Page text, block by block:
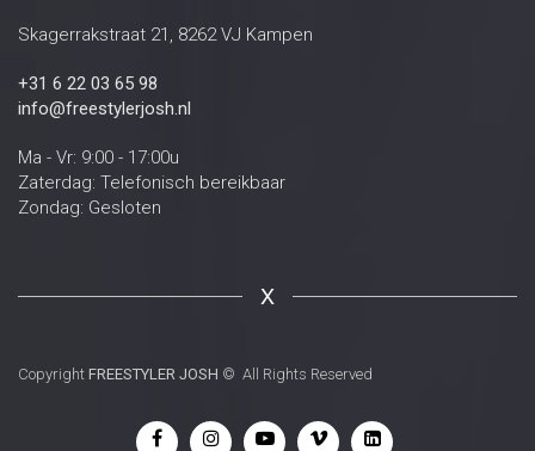
Skagerrakstraat 21, 8262 VJ Kampen
+31 6 22 03 65 98
info@freestylerjosh.nl
Ma - Vr: 9:00 - 17:00u
Zaterdag: Telefonisch bereikbaar
Zondag: Gesloten
X
Copyright FREESTYLER JOSH © All Rights Reserved